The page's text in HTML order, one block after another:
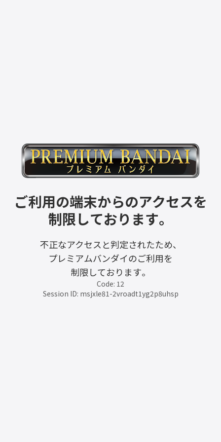
ご利用の端末からのアクセスを
制限しております。
不正なアクセスと判定されたため、
プレミアムバンダイのご利用を
制限しております。
Code: 12
Session ID: msjxle81-2vroadt1yg2p8uhsp